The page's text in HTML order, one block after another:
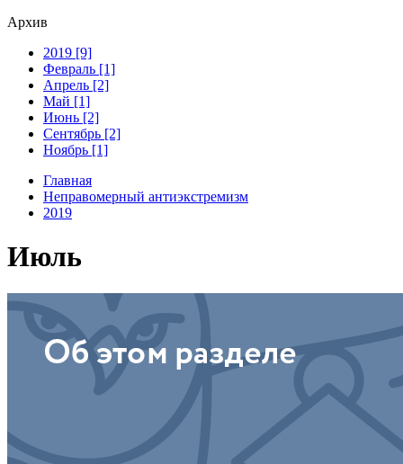
Архив
2019 [9]
Февраль [1]
Апрель [2]
Май [1]
Июнь [2]
Сентябрь [2]
Ноябрь [1]
Главная
Неправомерный антиэкстремизм
2019
Июль